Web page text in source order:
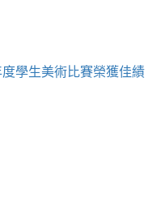
學生美術比賽榮獲佳績